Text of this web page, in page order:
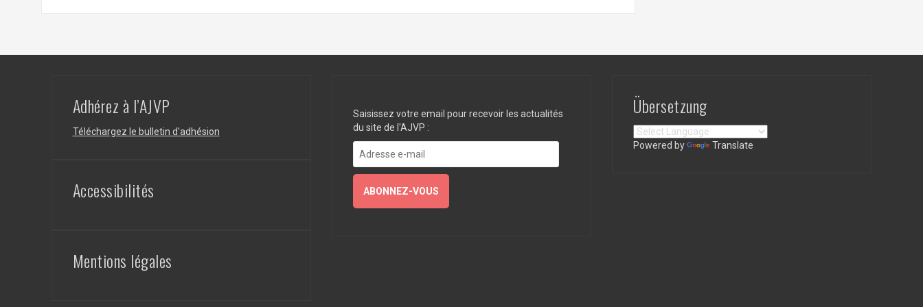
Adhérez à l’AJVP
Téléchargez le bulletin d'adhésion
Accessibilités
Mentions légales
Saisissez votre email pour recevoir les actualités
du site de l'AJVP :
e-
mail
ABONNEZ-VOUS
Übersetzung
Powered by Translate